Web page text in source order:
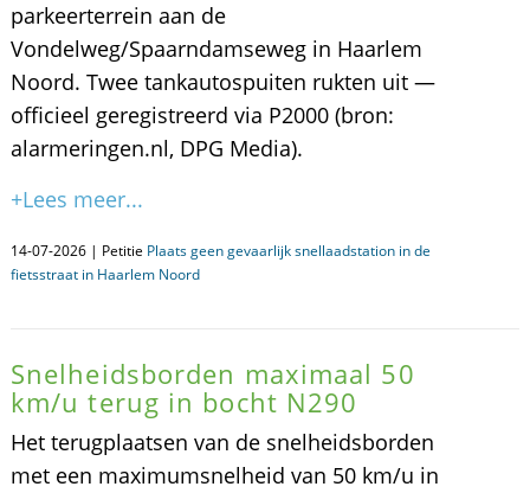
parkeerterrein aan de
Vondelweg/Spaarndamseweg in Haarlem
Noord. Twee tankautospuiten rukten uit —
officieel geregistreerd via P2000 (bron:
alarmeringen.nl, DPG Media).
+Lees meer...
14-07-2026 | Petitie Plaats geen gevaarlijk snellaadstation in de
fietsstraat in Haarlem Noord
Snelheidsborden maximaal 50
km/u terug in bocht N290
Het terugplaatsen van de snelheidsborden
met een maximumsnelheid van 50 km/u in